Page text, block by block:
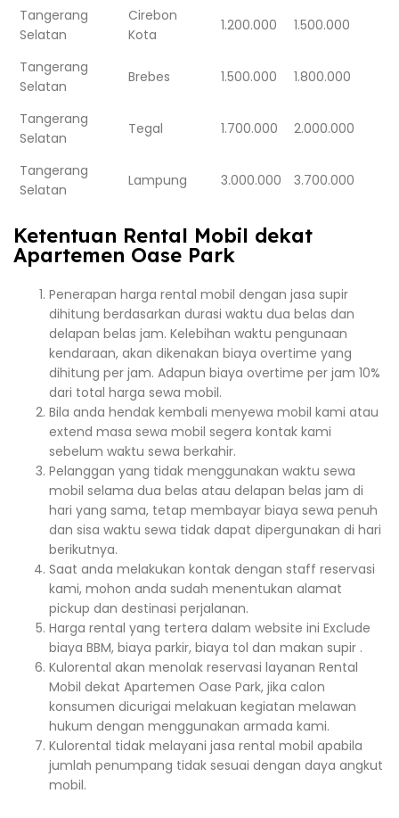
Tangerang
Selatan
Cirebon
Kota
1.200.000 1.500.000
Tangerang
Selatan
Brebes 1.500.000 1.800.000
Tangerang
Selatan
Tegal 1.700.000 2.000.000
Tangerang
Selatan
Lampung 3.000.000 3.700.000
Ketentuan Rental Mobil dekat
Apartemen Oase Park
Penerapan harga rental mobil dengan jasa supir
dihitung berdasarkan durasi waktu dua belas dan
delapan belas jam. Kelebihan waktu pengunaan
kendaraan, akan dikenakan biaya overtime yang
dihitung per jam. Adapun biaya overtime per jam 10%
dari total harga sewa mobil.
Bila anda hendak kembali menyewa mobil kami atau
extend masa sewa mobil segera kontak kami
sebelum waktu sewa berkahir.
Pelanggan yang tidak menggunakan waktu sewa
mobil selama dua belas atau delapan belas jam di
hari yang sama, tetap membayar biaya sewa penuh
dan sisa waktu sewa tidak dapat dipergunakan di hari
berikutnya.
Saat anda melakukan kontak dengan staff reservasi
kami, mohon anda sudah menentukan alamat
pickup dan destinasi perjalanan.
Harga rental yang tertera dalam website ini Exclude
biaya BBM, biaya parkir, biaya tol dan makan supir .
Kulorental akan menolak reservasi layanan Rental
Mobil dekat Apartemen Oase Park, jika calon
konsumen dicurigai melakuan kegiatan melawan
hukum dengan menggunakan armada kami.
Kulorental tidak melayani jasa rental mobil apabila
jumlah penumpang tidak sesuai dengan daya angkut
mobil.